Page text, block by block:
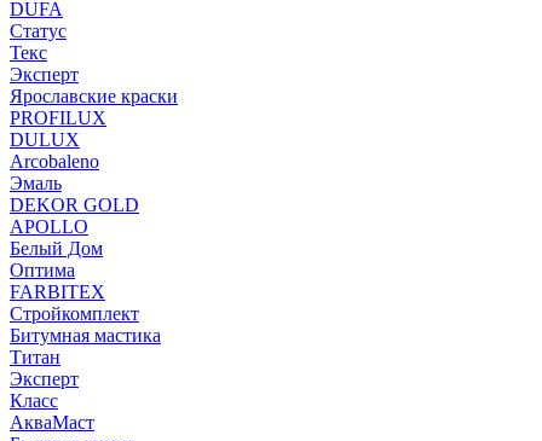
DUFA
Статус
Текс
Эксперт
Ярославские краски
PROFILUX
DULUX
Arcobaleno
Эмаль
DEKOR GOLD
APOLLO
Белый Дом
Оптима
FARBITEX
Стройкомплект
Битумная мастика
Титан
Эксперт
Класс
АкваМаст